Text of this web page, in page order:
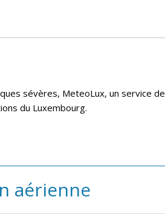
sévères, MeteoLux, un service de
du Luxembourg.
aérienne